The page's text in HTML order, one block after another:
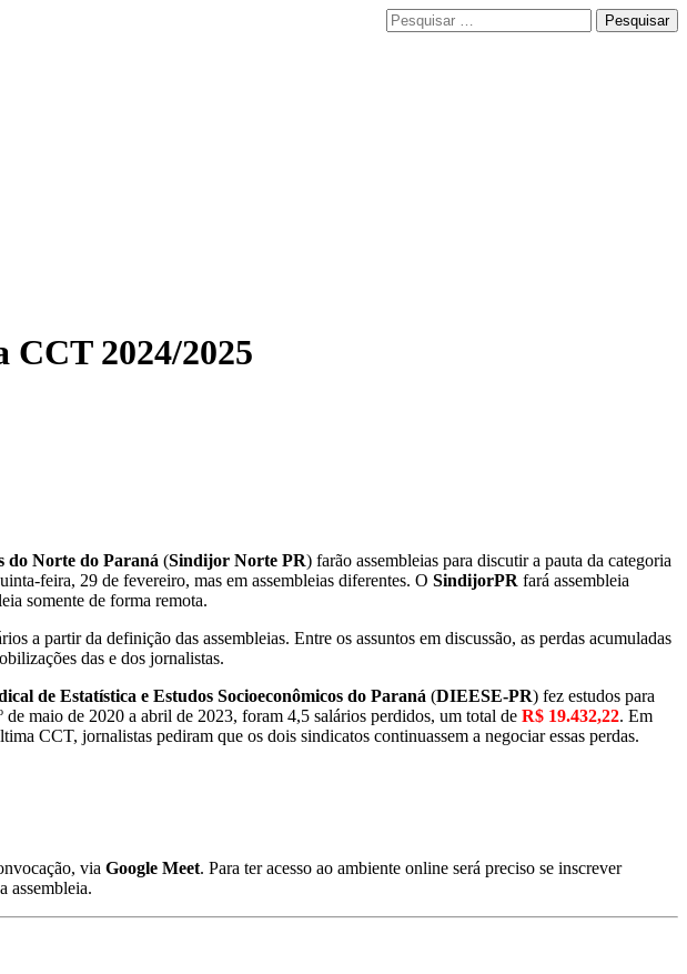
Pesquisar
por:
CCT 2024/2025
do Norte do Paraná (Sindijor Norte PR) farão assembleias para discutir a pauta da categoria
feira, 29 de fevereiro, mas em assembleias diferentes. O SindijorPR fará assembleia
somente de forma remota.
a partir da definição das assembleias. Entre os assuntos em discussão, as perdas acumuladas
das e dos jornalistas.
de Estatística e Estudos Socioeconômicos do Paraná (DIEESE-PR) fez estudos para
maio de 2020 a abril de 2023, foram 4,5 salários perdidos, um total de R$ 19.432,22. Em
CCT, jornalistas pediram que os dois sindicatos continuassem a negociar essas perdas.
via Google Meet. Para ter acesso ao ambiente online será preciso se inscrever
assembleia.